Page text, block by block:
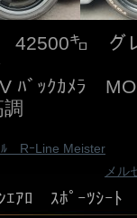
42500㌔ グ
ﾊﾞｯｸｶﾒﾗ
ﾙ RｰLine Meister
メル
ｴｱﾛ ｽﾎﾟｰﾂｼｰﾄ